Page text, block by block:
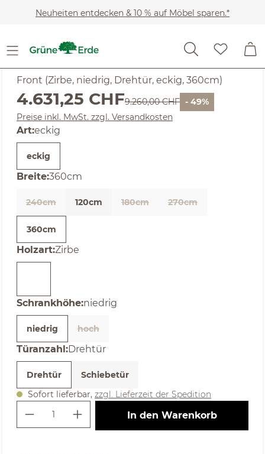
Zum Hauptinhalt springen
Neuheiten entdecken & 10 % auf Möbel sparen.*
Noch keine Bewertungen
Akumi
Front (Zirbe, niedrig, Drehtür, eckig, 360cm)
Verkaufspreis:
4.631,25 CHFRegulärer Preis:
9.260,00 CHF - 49%
Preise inkl. MwSt. zzgl. Versandkosten
Artauswählen
:eckig
eckig
Breiteauswählen
:360cm
240cm 120cm 180cm 270cm
360cm
Holzartauswählen
:Zirbe
Schrankhöheauswählen
:niedrig
niedrig hoch
Türanzahlauswählen
:Drehtür
Drehtür
Schiebetür
Sofort lieferbar, zzgl. Lieferzeit der Spedition
Produkt Anzahl: Gib den
In den Warenkorb